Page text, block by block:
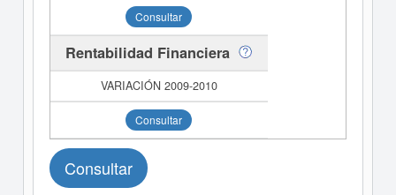
Consultar
Rentabilidad Financiera
Consultar
Consultar